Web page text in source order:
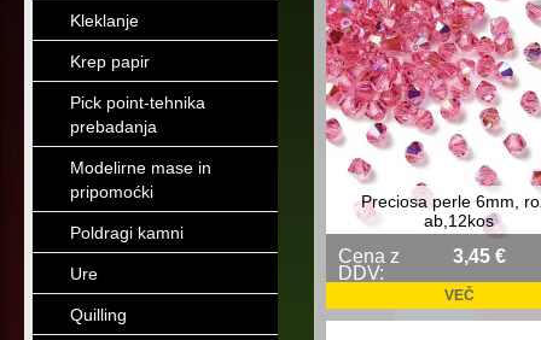
Kleklanje
Krep papir
Pick point-tehnika
prebadanja
Modelirne mase in
pripomoćki
Poldragi kamni
Ure
Quilling
Preciosa perle 6mm,
ab,12kos
Cena z
DDV:
3,45 €
VEČ